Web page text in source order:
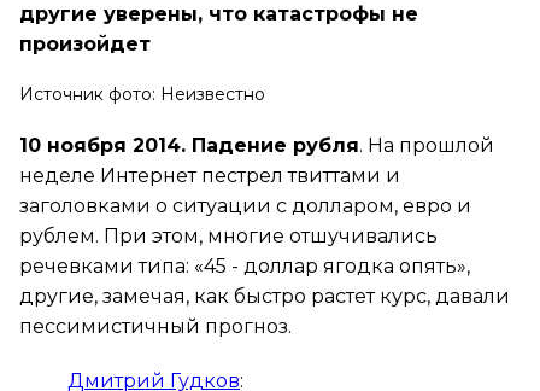
другие уверены, что катастрофы не
произойдет
Источник фото: Неизвестно
10 ноября 2014. Падение рубля. На прошлой
неделе Интернет пестрел твиттами и
заголовками о ситуации с долларом, евро и
рублем. При этом, многие отшучивались
речевками типа: «45 - доллар ягодка опять»,
другие, замечая, как быстро растет курс, давали
пессимистичный прогноз.
Дмитрий Гудков: